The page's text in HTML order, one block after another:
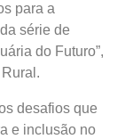
para a
série de
do Futuro”,
desafios que
e inclusão no